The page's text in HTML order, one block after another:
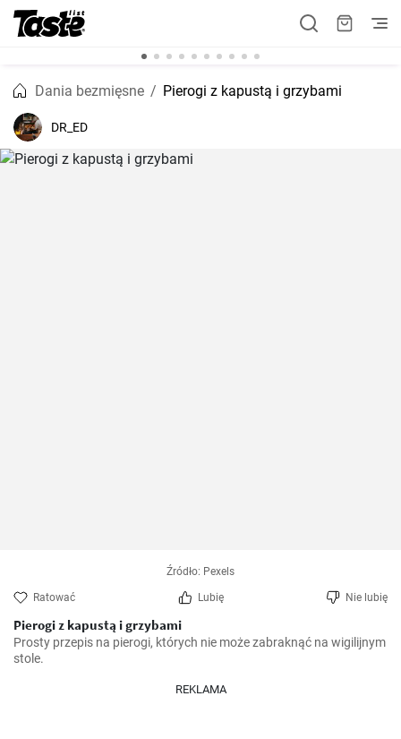
Dania bezmięsne Pierogi z kapustą i grzybami
DR_ED
Źródło: Pexels
Ratować Lubię Nie lubię
Pierogi z kapustą i grzybami
Prosty przepis na pierogi, których nie może zabraknąć na wigilijnym
stole.
REKLAMA